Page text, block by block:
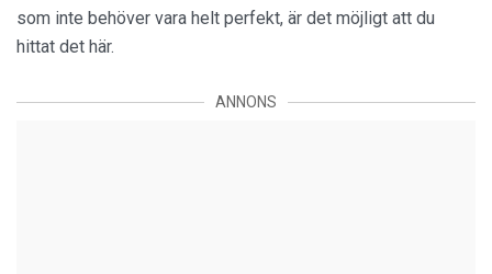
som inte behöver vara helt perfekt, är det möjligt att du
hittat det här.
ANNONS